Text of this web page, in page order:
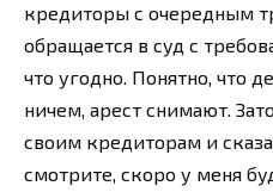
кредиторы с очередным
обращается в суд с
что угодно. Понятно, что
ничем, арест снимают.
своим кредиторам и
смотрите, скоро у меня